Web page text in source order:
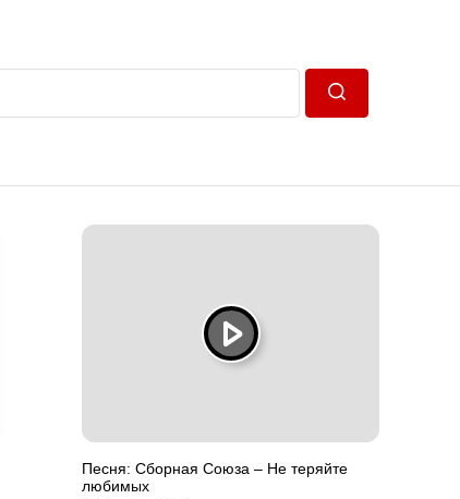
Песня: Сборная Союза – Не теряйте
любимых